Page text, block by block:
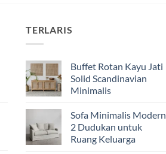
TERLARIS
Buffet Rotan Kayu Jati
Solid Scandinavian
Minimalis
Sofa Minimalis Modern
2 Dudukan untuk
Ruang Keluarga